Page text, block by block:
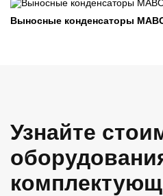
Выносные конденсаторы
Узнайте